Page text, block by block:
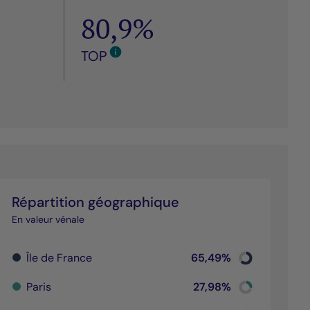
80,9%
TOP
2 slices.
Répartition géographique
En valeur vénale
Île de France 65,49% Chart
Pie chart with
Paris 27,98% Chart